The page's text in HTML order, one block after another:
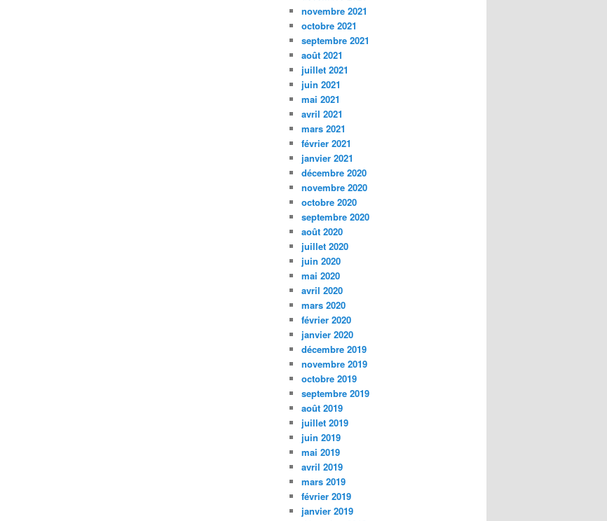
novembre 2021
octobre 2021
septembre 2021
août 2021
juillet 2021
juin 2021
mai 2021
avril 2021
mars 2021
février 2021
janvier 2021
décembre 2020
novembre 2020
octobre 2020
septembre 2020
août 2020
juillet 2020
juin 2020
mai 2020
avril 2020
mars 2020
février 2020
janvier 2020
décembre 2019
novembre 2019
octobre 2019
septembre 2019
août 2019
juillet 2019
juin 2019
mai 2019
avril 2019
mars 2019
février 2019
janvier 2019